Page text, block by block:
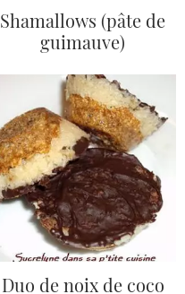
Shamallows (pâte de
guimauve)
Duo de noix de coco